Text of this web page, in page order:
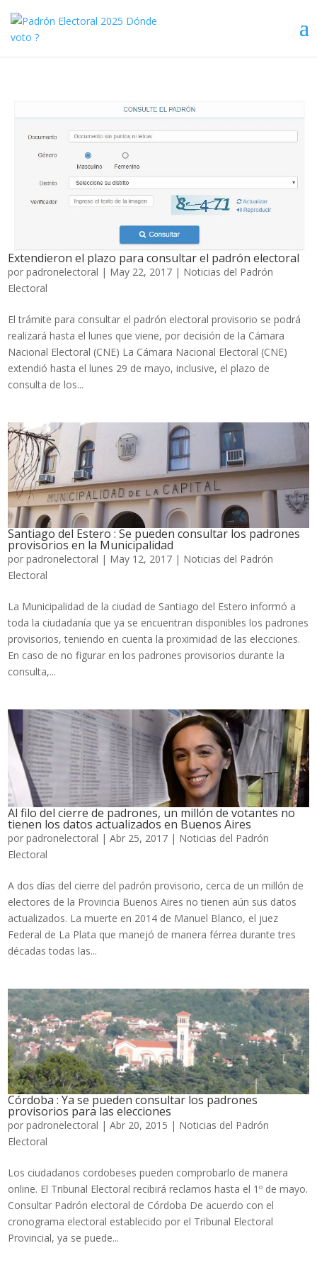
Extendieron el plazo para consultar el padrón electoral
porpadronelectoral | May 22, 2017 | Noticias del Padrón
Electoral
El trámite para consultar el padrón electoral provisorio se podrá
realizará hasta el lunes que viene, por decisión de la Cámara
Nacional Electoral (CNE) La Cámara Nacional Electoral (CNE)
extendió hasta el lunes 29 de mayo, inclusive, el plazo de
consulta de los...
Santiago del Estero : Se pueden consultar los padrones
provisorios en la Municipalidad
porpadronelectoral | May 12, 2017 | Noticias del Padrón
Electoral
La Municipalidad de la ciudad de Santiago del Estero informó a
toda la ciudadanía que ya se encuentran disponibles los padrones
provisorios, teniendo en cuenta la proximidad de las elecciones.
En caso de no figurar en los padrones provisorios durante la
consulta,...
Al filo del cierre de padrones, un millón de votantes no
tienen los datos actualizados en Buenos Aires
porpadronelectoral |Abr 25, 2017 | Noticias del Padrón
Electoral
A dos días del cierre del padrón provisorio, cerca de un millón de
electores de la Provincia Buenos Aires no tienen aún sus datos
actualizados. La muerte en 2014 de Manuel Blanco, el juez
Federal de La Plata que manejó de manera férrea durante tres
décadas todas las...
Córdoba : Ya se pueden consultar los padrones
provisorios para las elecciones
porpadronelectoral |Abr 20, 2015 | Noticias del Padrón
Electoral
Los ciudadanos cordobeses pueden comprobarlo de manera
online. El Tribunal Electoral recibirá reclamos hasta el 1º de mayo.
Consultar Padrón electoral de Córdoba De acuerdo con el
cronograma electoral establecido por el Tribunal Electoral
Provincial, ya se puede...